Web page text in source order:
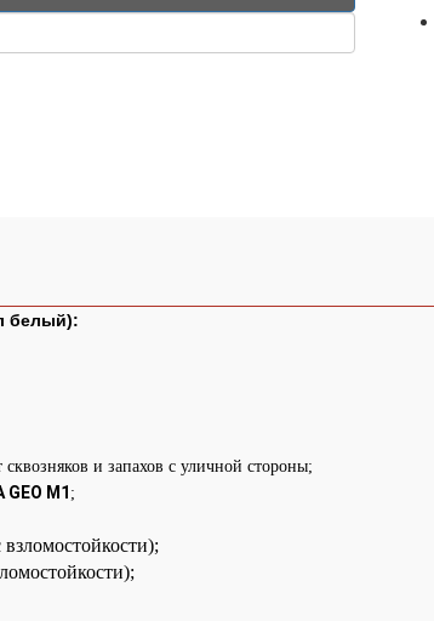
белый):
и запахов с уличной стороны;
М1 ;